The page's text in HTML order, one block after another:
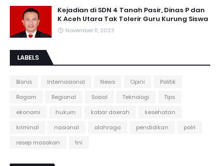
Kejadian di SDN 4 Tanah Pasir, Dinas P dan
K Aceh Utara Tak Tolerir Guru Kurung Siswa
November 11, 2023
LABELS
Bisnis Internasional News Opini
Politik
Ragam
Regional Sosial Teknologi
Tips
ekonomi
hukum kabar daerah
kesehatan
kriminal
nasional olahraga pendidikan
polri
resep masakan
tni